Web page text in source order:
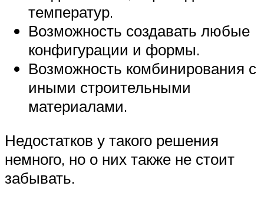
температур.
Возможность создавать любые
конфигурации и формы.
Возможность комбинирования с
иными строительными
материалами.
Недостатков у такого решения
немного, но о них также не стоит
забывать.